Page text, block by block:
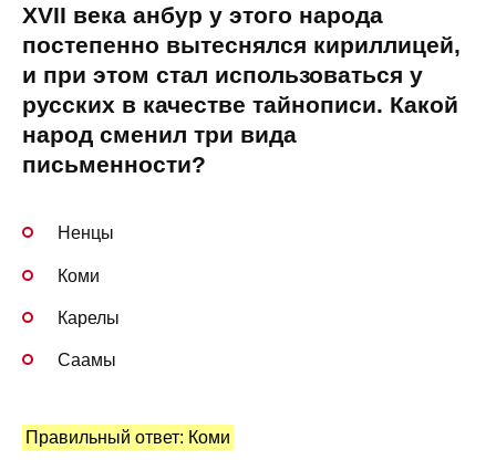
XVII века анбур у этого народа
постепенно вытеснялся кириллицей,
и при этом стал использоваться у
русских в качестве тайнописи. Какой
народ сменил три вида
письменности?
Ненцы
Коми
Карелы
Саамы
Правильный ответ: Коми